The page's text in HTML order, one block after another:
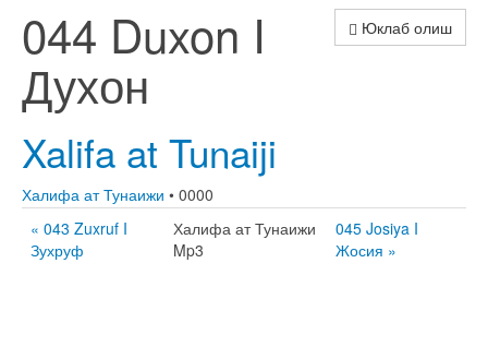
Юклаб олиш
044 Duxon I
Духон
Xalifa at Tunaiji
Халифа ат Тунаижи • 0000
« 043 Zuxruf I
Зухруф
Халифа ат Тунаижи
Mp3
045 Josiya I
Жосия »